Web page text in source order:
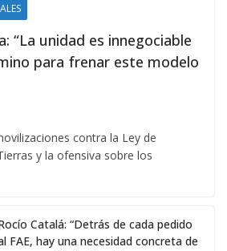
“La unidad es innegociable
para frenar este modelo
contra la Ley de
y la ofensiva sobre los
Catalá: “Detrás de cada pedido
FAE, hay una necesidad concreta de